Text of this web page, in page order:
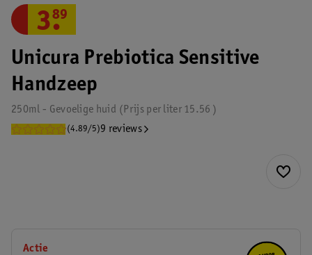
Unicura Prebiotica Sensitive
Handzeep
250ml - Gevoelige huid 15.56
Prijs per liter
(4.89/5)9 reviews
3.
89
Actie